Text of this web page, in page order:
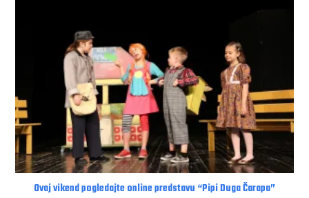
Ovaj vikend pogledajte online predstavu “Pipi Duga Čarapa”